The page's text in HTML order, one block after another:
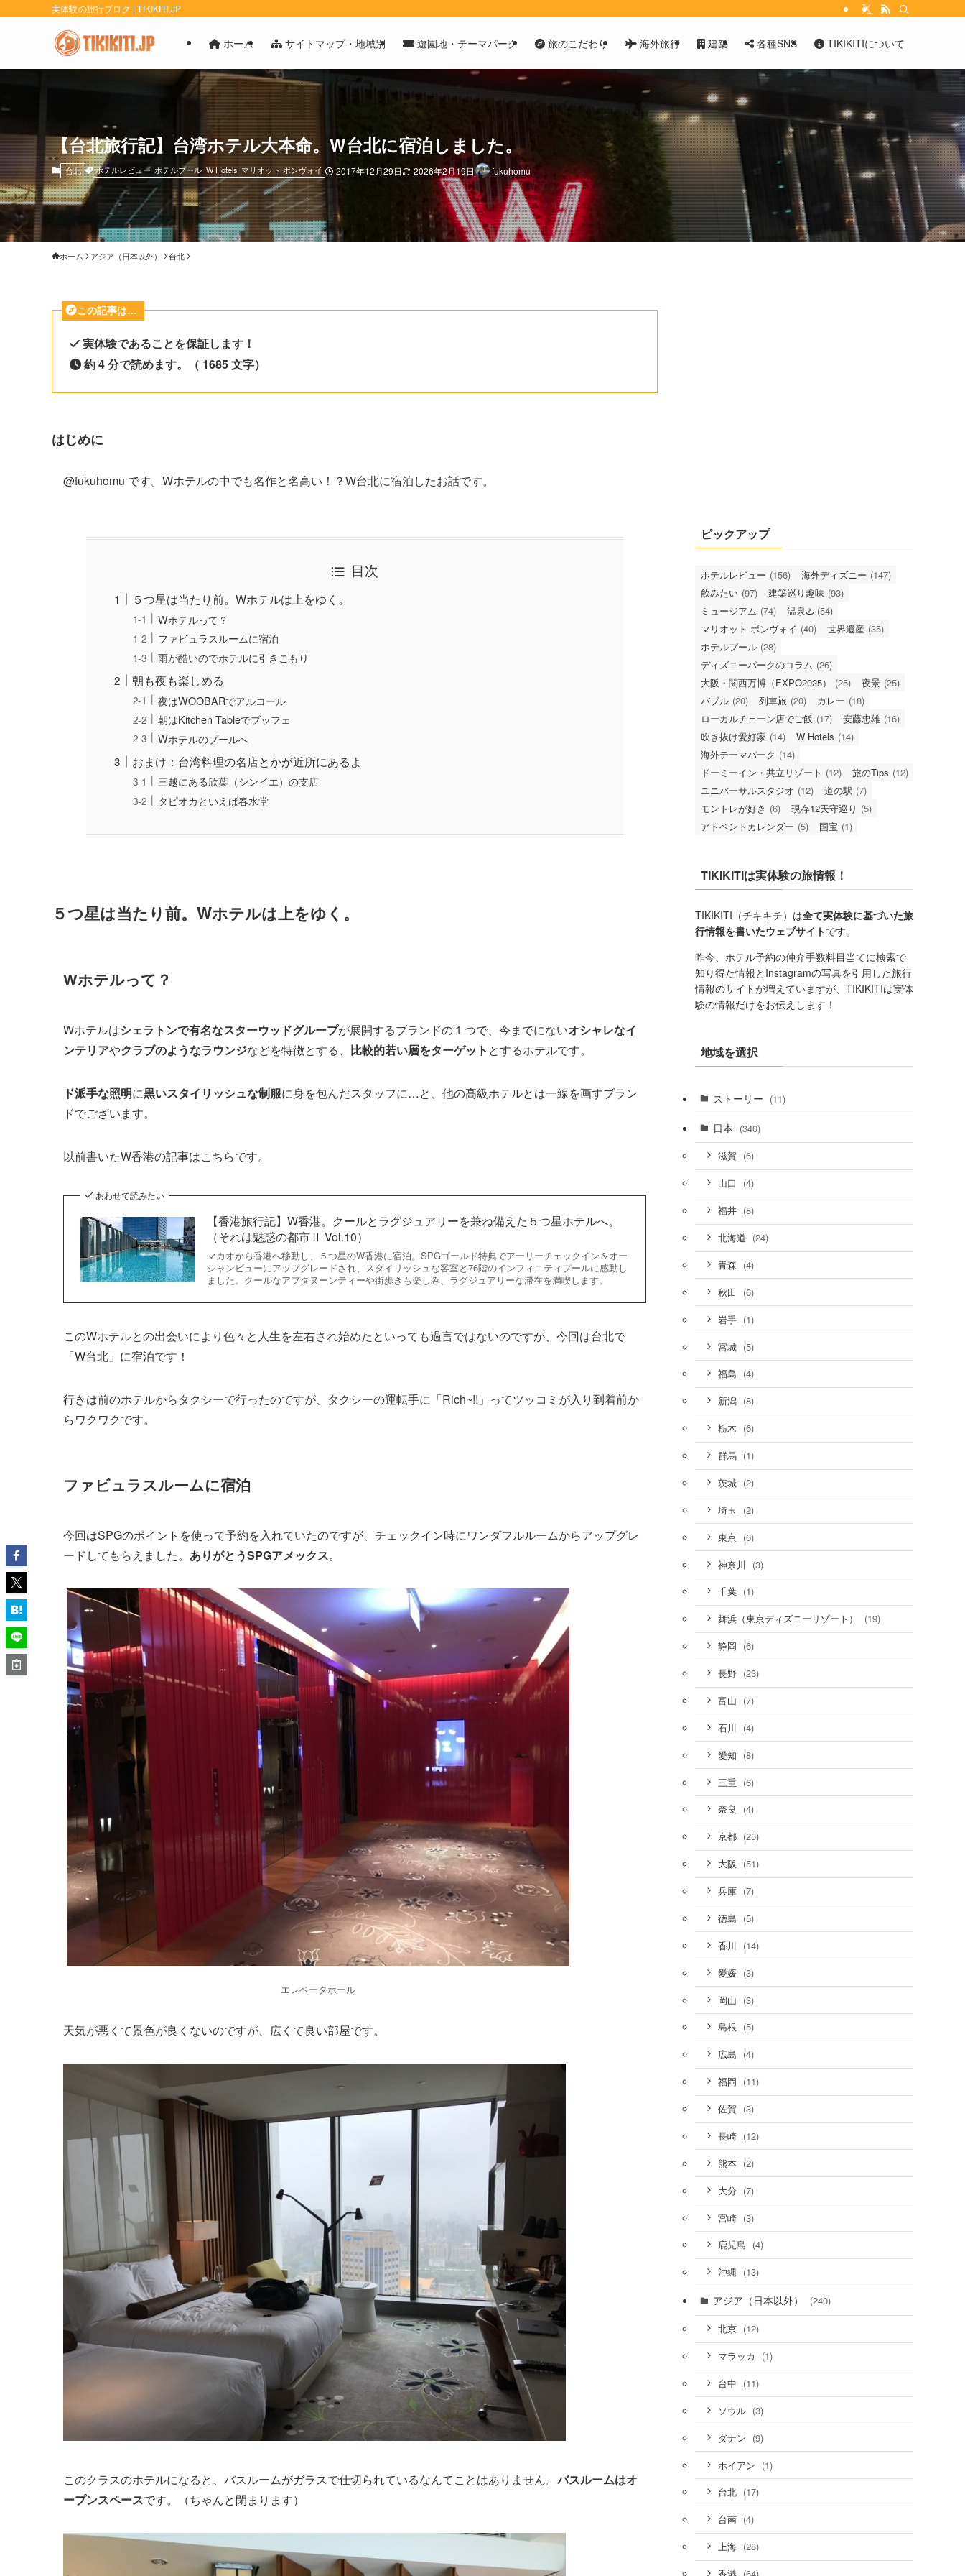
実体験の旅行ブログ | TIKIKITI.JP
ホーム サイトマップ・地域別 遊園地・テーマパーク 旅のこだわり 海外旅行 建築 各種SNS TIKIKITIについて
【台北旅行記】台湾ホテル大本命。W台北に宿泊しました。
台北 ホテルレビュー ホテルプール W Hotels マリオット ボンヴォイ 2017年12月29日 2026年2月19日 fukuhomu
ホーム アジア（日本以外） 台北
この記事は…
実体験であることを保証します！
約 4 分で読めます。（ 1685 文字）
はじめに
@fukuhomu です。Wホテルの中でも名作と名高い！？W台北に宿泊したお話です。
目次
５つ星は当たり前。Wホテルは上をゆく。
Wホテルって？
ファビュラスルームに宿泊
雨が酷いのでホテルに引きこもり
朝も夜も楽しめる
夜はWOOBARでアルコール
朝はKitchen Tableでブッフェ
Wホテルのプールへ
おまけ：台湾料理の名店とかが近所にあるよ
三越にある欣葉（シンイエ）の支店
タピオカといえば春水堂
５つ星は当たり前。Wホテルは上をゆく。
Wホテルって？
Wホテルはシェラトンで有名なスターウッドグループが展開するブランドの１つで、今までにないオシャレなイ
ンテリアやクラブのようなラウンジなどを特徴とする、 比較的若い層をターゲット とするホテルです。
ド派手な照明に黒いスタイリッシュな制服に身を包んだスタッフに…と、他の高級ホテルとは一線を画すブラン
ドでございます。
以前書いたW香港の記事はこちらです。
あわせて読みたい
【香港旅行記】W香港。クールとラグジュアリーを兼ね備えた５つ星ホテルへ。
（それは魅惑の都市Ⅱ Vol.10）
マカオから香港へ移動し、５つ星のW香港に宿泊。SPGゴールド特典でアーリーチェックイン＆オー
シャンビューにアップグレードされ、スタイリッシュな客室と76階のインフィニティプールに感動し
ました。クールなアフタヌーンティーや街歩きも楽しみ、ラグジュアリーな滞在を満喫します。
このWホテルとの出会いにより色々と人生を左右され始めたといっても過言ではないのですが、今回は台北で
「W台北」に宿泊です！
行きは前のホテルからタクシーで行ったのですが、タクシーの運転手に「Rich~!!」ってツッコミが入り到着前か
らワクワクです。
ファビュラスルームに宿泊
今回はSPGのポイントを使って予約を入れていたのですが、チェックイン時にワンダフルルームからアップグレ
ードしてもらえました。 ありがとうSPGアメックス。
エレベータホール
天気が悪くて景色が良くないのですが、広くて良い部屋です。
このクラスのホテルになると、バスルームがガラスで仕切られているなんてことはありません。バスルームはオ
ープンスペースです。（ちゃんと閉まります）
ピックアップ
ホテルレビュー (156) 海外ディズニー (147)
飲みたい (97) 建築巡り趣味 (93)
ミュージアム (74) 温泉♨️ (54)
マリオット ボンヴォイ (40) 世界遺産 (35)
ホテルプール (28)
ディズニーパークのコラム (26)
大阪・関西万博（EXPO2025）
(25) 夜景 (25)
バブル (20) 列車旅 (20) カレー (18)
ローカルチェーン店でご飯 (17) 安藤忠雄 (16)
吹き抜け愛好家 (14) W Hotels (14)
海外テーマパーク (14)
ドーミーイン・共立リゾート (12) 旅のTips (12)
ユニバーサルスタジオ (12) 道の駅 (7)
モントレが好き (6) 現存12天守巡り (5)
アドベントカレンダー (5) 国宝 (1)
TIKIKITIは実体験の旅情報！
TIKIKITI（チキキチ）は全て実体験に基づいた旅
行情報を書いたウェブサイトです。
昨今、ホテル予約の仲介手数料目当てに検索で
知り得た情報とInstagramの写真を引用した旅行
情報のサイトが増えていますが、TIKIKITIは実体
験の情報だけをお伝えします！
地域を選択
ストーリー (11)
日本 (340)
滋賀 (6)
山口 (4)
福井 (8)
北海道 (24)
青森 (4)
秋田 (6)
岩手 (1)
宮城 (5)
福島 (4)
新潟 (8)
栃木 (6)
群馬 (1)
茨城 (2)
埼玉 (2)
東京 (6)
神奈川 (3)
千葉 (1)
舞浜（東京ディズニーリゾート） (19)
静岡 (6)
長野 (23)
富山 (7)
石川 (4)
愛知 (8)
三重 (6)
奈良 (4)
京都 (25)
大阪 (51)
兵庫 (7)
徳島 (5)
香川 (14)
愛媛 (3)
岡山 (3)
島根 (5)
広島 (4)
福岡 (11)
佐賀 (3)
長崎 (12)
熊本 (2)
大分 (7)
宮崎 (3)
鹿児島 (4)
沖縄 (13)
アジア（日本以外） (240)
北京 (12)
マラッカ (1)
台中 (11)
ソウル (3)
ダナン (9)
ホイアン (1)
台北 (17)
台南 (4)
上海 (28)